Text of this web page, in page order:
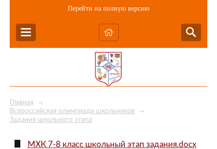
Перейти на полную версию
Главная →
Всероссийская олимпиада школьников →
Задания школьного этапа
МХК 7-8 класс школьный этап задания.docx